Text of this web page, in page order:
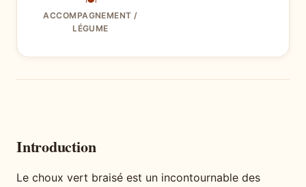
ACCOMPAGNEMENT /
LÉGUME
Introduction
Le choux vert braisé est un incontournable des